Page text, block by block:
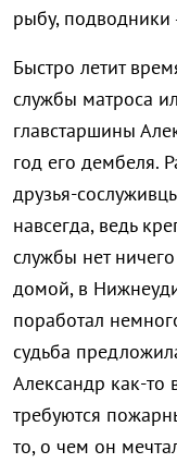
рыбу, подводники
Быстро летит
службы матроса
главстаршины
год его дембеля.
друзья-
навсегда, ведь
службы нет
домой, в
поработал
судьба
Александр как-то
требуются
то, о чем он